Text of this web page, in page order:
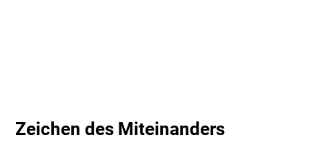
Zeichen des Miteinanders